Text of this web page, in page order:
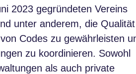
2023 gegründeten Vereins
unter anderem, die Qualität
Codes zu gewährleisten
zu koordinieren. Sowohl
als auch private